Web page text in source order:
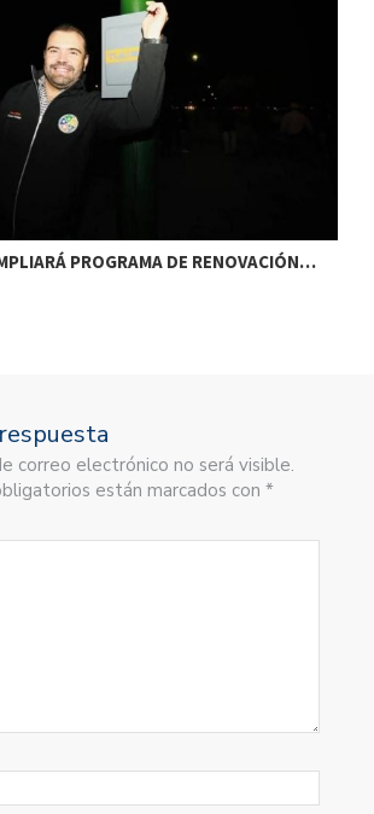
PROGRAMA DE RENOVACIÓN…
correo electrónico no será visible.
están marcados con *